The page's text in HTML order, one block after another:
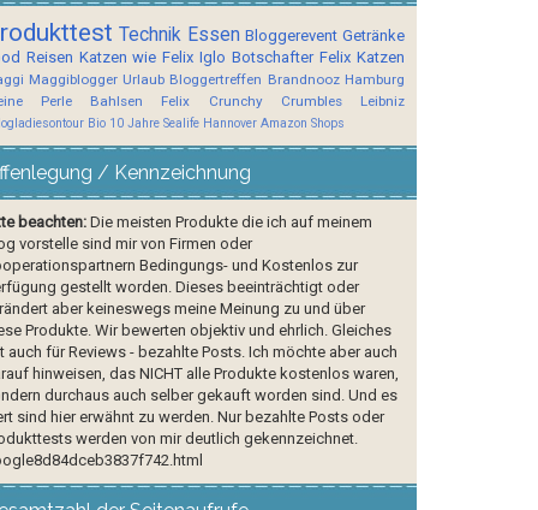
Technik Essen Bloggerevent Getränke
Reisen Katzen wie Felix Iglo Botschafter Felix Katzen
Maggiblogger Urlaub Bloggertreffen Brandnooz Hamburg
Perle
Bahlsen Felix Crunchy Crumbles Leibniz
Bio 10 Jahre Sealife Hannover Amazon Shops
/ Kennzeichnung
beachten:Die meisten Produkte die ich auf meinem
vorstelle sind mir von Firmen oder
Bedingungs- und Kostenlos zur
gestellt worden. Dieses beeinträchtigt oder
aber keineswegs meine Meinung zu und über
Produkte. Wir bewerten objektiv und ehrlich. Gleiches
auch für Reviews - bezahlte Posts. Ich möchte aber auch
hinweisen, das NICHT alle Produkte kostenlos waren,
durchaus auch selber gekauft worden sind. Und es
sind hier erwähnt zu werden. Nur bezahlte Posts oder
werden von mir deutlich gekennzeichnet.